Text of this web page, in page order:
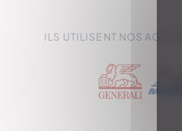
ILS UTILISENT NOS